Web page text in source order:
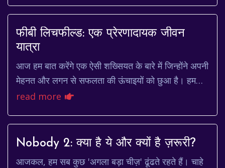
फीबी लिचफील्ड: एक प्रेरणादायक जीवन
यात्रा
आज हम बात करेंगे एक ऐसी शख्सियत के बारे में जिन्होंने अपनी
मेहनत और लगन से सफलता की ऊंचाइयों को छुआ है। हम
बात कर रहे हैं फीबी लिचफील्ड की। फीबी एक प्...
read more
Nobody 2: क्या है ये और क्यों है ज़रूरी?
आजकल, हम सब कुछ 'अगला बड़ा चीज़' ढूंढते रहते हैं। चाहे